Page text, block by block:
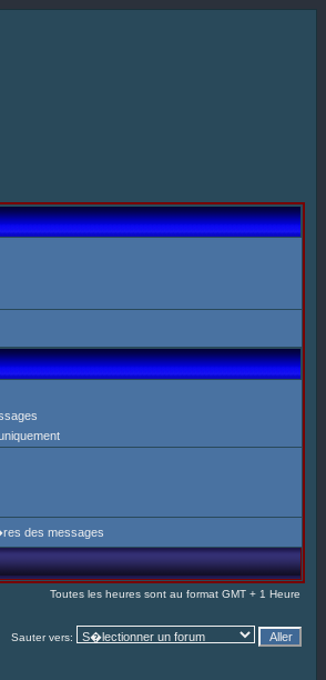
des messages
Toutes les heures sont au format GMT + 1 Heure
Sauter vers: